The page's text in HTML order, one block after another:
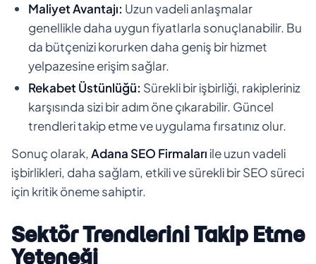
Maliyet Avantajı: Uzun vadeli anlaşmalar
genellikle daha uygun fiyatlarla sonuçlanabilir. Bu
da bütçenizi korurken daha geniş bir hizmet
yelpazesine erişim sağlar.
Rekabet Üstünlüğü: Sürekli bir işbirliği, rakipleriniz
karşısında sizi bir adım öne çıkarabilir. Güncel
trendleri takip etme ve uygulama fırsatınız olur.
Sonuç olarak, Adana SEO Firmalarıile uzun vadeli
işbirlikleri, daha sağlam, etkili ve sürekli bir SEO süreci
için kritik öneme sahiptir.
Sektör Trendlerini Takip Etme
Yeteneği